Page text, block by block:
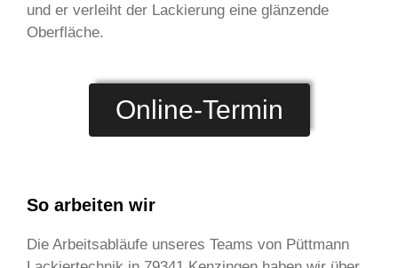
und er verleiht der Lackierung eine glänzende
Oberfläche.
Online-Termin
So arbeiten wir
Die Arbeitsabläufe unseres Teams von Püttmann